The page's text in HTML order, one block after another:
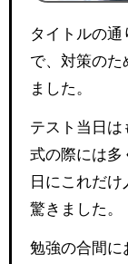
タイトルの通りです。試験前１週間になったの
で、対策の
ました。
テスト当日
式の際には
日にこれだ
驚きました。
勉強の合間